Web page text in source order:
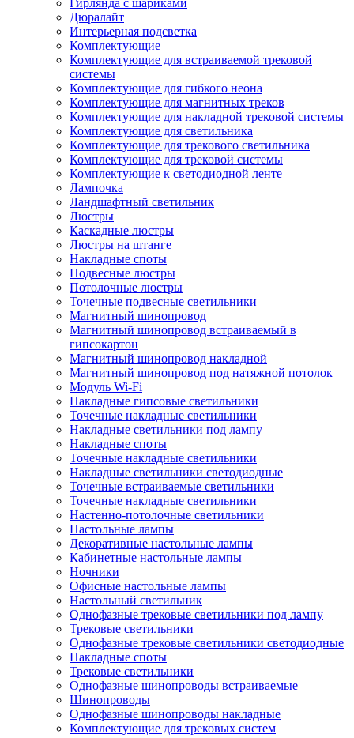
Гирлянда с шариками
Дюралайт
Интерьерная подсветка
Комплектующие
Комплектующие для встраиваемой трековой
системы
Комплектующие для гибкого неона
Комплектующие для магнитных треков
Комплектующие для накладной трековой системы
Комплектующие для светильника
Комплектующие для трекового светильника
Комплектующие для трековой системы
Комплектующие к светодиодной ленте
Лампочка
Ландшафтный светильник
Люстры
Каскадные люстры
Люстры на штанге
Накладные споты
Подвесные люстры
Потолочные люстры
Точечные подвесные светильники
Магнитный шинопровод
Магнитный шинопровод встраиваемый в
гипсокартон
Магнитный шинопровод накладной
Магнитный шинопровод под натяжной потолок
Модуль Wi-Fi
Накладные гипсовые светильники
Точечные накладные светильники
Накладные светильники под лампу
Накладные споты
Точечные накладные светильники
Накладные светильники светодиодные
Точечные встраиваемые светильники
Точечные накладные светильники
Настенно-потолочные светильники
Настольные лампы
Декоративные настольные лампы
Кабинетные настольные лампы
Ночники
Офисные настольные лампы
Настольный светильник
Однофазные трековые светильники под лампу
Трековые светильники
Однофазные трековые светильники светодиодные
Накладные споты
Трековые светильники
Однофазные шинопроводы встраиваемые
Шинопроводы
Однофазные шинопроводы накладные
Комплектующие для трековых систем